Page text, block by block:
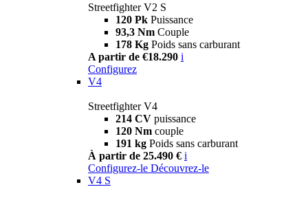
Streetfighter V2 S
120 Pk Puissance
93,3 Nm Couple
178 Kg Poids sans carburant
A partir de €18.290 i
Configurez
V4
Streetfighter V4
214 CV puissance
120 Nm couple
191 kg Poids sans carburant
À partir de 25.490 € i
Configurez-le Découvrez-le
V4 S